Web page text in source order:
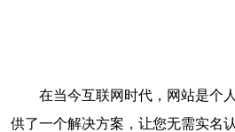
在当今互联网时代，网站是个
供了一个解决方案，让您无需实名